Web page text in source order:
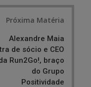
Próxima Matéria
Alexandre Maia
de sócio e CEO
Run2Go!, braço
do Grupo
Positividade